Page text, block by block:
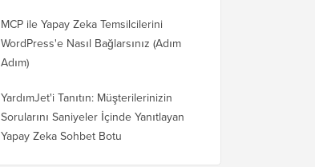
MCP ile Yapay Zeka Temsilcilerini
WordPress'e Nasıl Bağlarsınız (Adım
Adım)
YardımJet'i Tanıtın: Müşterilerinizin
Sorularını Saniyeler İçinde Yanıtlayan
Yapay Zeka Sohbet Botu